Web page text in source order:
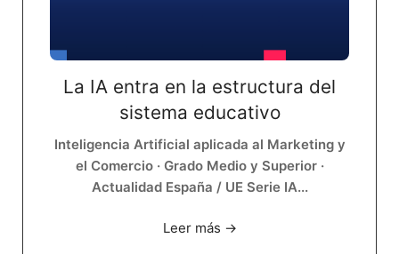
La IA entra en la estructura del
sistema educativo
Inteligencia Artificial aplicada al Marketing y
el Comercio · Grado Medio y Superior ·
Actualidad España / UE Serie IA...
Leer más →